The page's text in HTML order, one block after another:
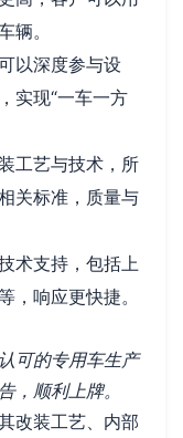
辆。
以深度参与设
实现“一车一方
工艺与技术，所
关标准，质量与
术支持，包括上
，响应更快捷。
可的专用车生产
，顺利上牌。
改装工艺、内部